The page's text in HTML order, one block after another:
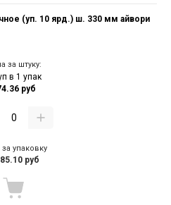
(уп. 10 ярд.) ш. 330 мм айвори
за штуку:
в 1 упак
руб
упаковку
руб